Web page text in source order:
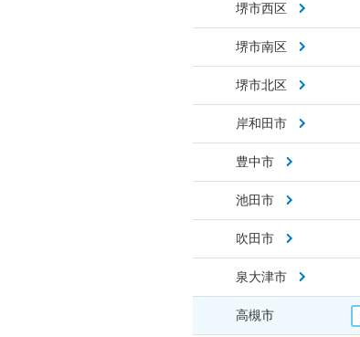
堺市西区
堺市南区
堺市北区
岸和田市
豊中市
池田市
吹田市
泉大津市
高槻市